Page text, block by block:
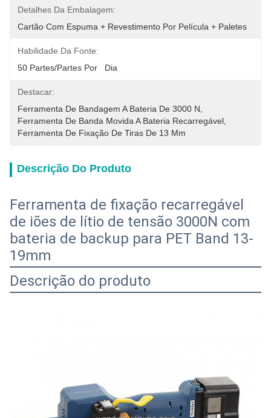
Detalhes Da Embalagem:
Cartão Com Espuma + Revestimento Por Película + Paletes
Habilidade Da Fonte:
50 Partes/partes Por   Dia
Destacar:
Ferramenta De Bandagem A Bateria De 3000 N
Ferramenta De Banda Movida A Bateria Recarregável
Ferramenta De Fixação De Tiras De 13 Mm
Descrição Do Produto
Ferramenta de fixação recarregável
de iões de lítio de tensão 3000N com
bateria de backup para PET Band 13-
19mm
Descrição do produto